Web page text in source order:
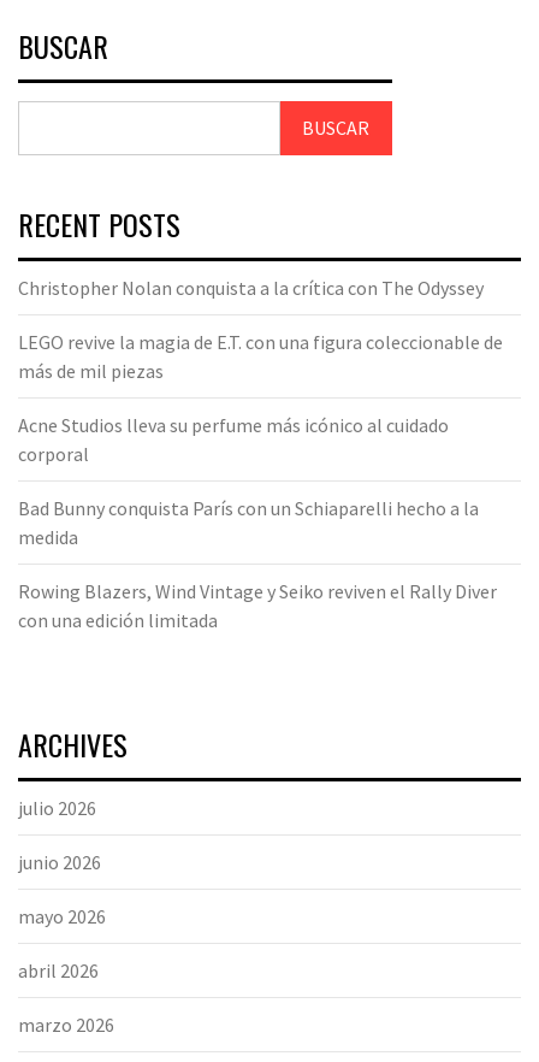
BUSCAR
BUSCAR
RECENT POSTS
Christopher Nolan conquista a la crítica con The Odyssey
LEGO revive la magia de E.T. con una figura coleccionable de
más de mil piezas
Acne Studios lleva su perfume más icónico al cuidado
corporal
Bad Bunny conquista París con un Schiaparelli hecho a la
medida
Rowing Blazers, Wind Vintage y Seiko reviven el Rally Diver
con una edición limitada
ARCHIVES
julio 2026
junio 2026
mayo 2026
abril 2026
marzo 2026